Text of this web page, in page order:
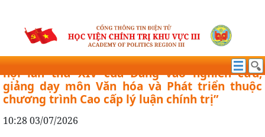
HỘI THẢO TỌA ĐÀM KHOA HỌC
Tọa đàm khoa học: “Vận dụng quan điểm Đại
hội lần thứ XIV của Đảng vào nghiên cứu,
giảng dạy môn Văn hóa và Phát triển thuộc
chương trình Cao cấp lý luận chính trị”
10:28 03/07/2026